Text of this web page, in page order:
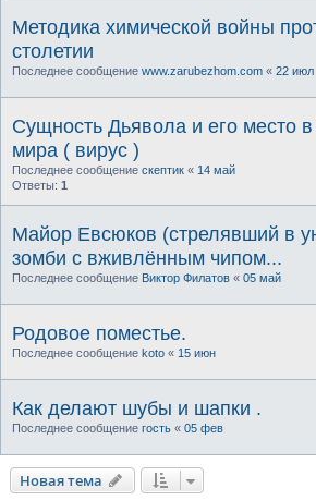
Методика химической войны
столетии
Последнее сообщение www.zarubezhom.com « 22 июл
Сущность Дьявола и его место
мира ( вирус )
Последнее сообщение скептик « 14 май
Ответы: 1
Майор Евсюков (стрелявший в
зомби с вживлённым чипом...
Последнее сообщение Виктор Филатов « 05 май
Родовое поместье.
Последнее сообщение koto « 15 июн
Как делают шубы и шапки .
Последнее сообщение гость « 05 фев
Новая тема